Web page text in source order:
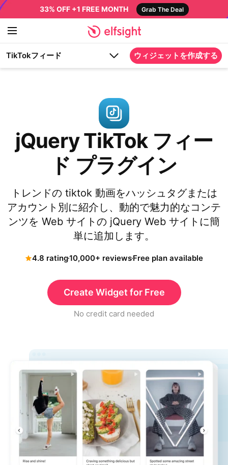
33% OFF +1 FREE MONTH Grab The Deal
TikTokフィード ウィジェットを作成する
jQuery TikTok フィー
ド プラグイン
トレンドの tiktok 動画をハッシュタグまたは
アカウント別に紹介し、動的で魅力的なコンテ
ンツを Web サイトの jQuery Web サイトに簡
単に追加します。
4.8 rating10,000+ reviewsFree plan available
Create Widget for Free
No credit card needed